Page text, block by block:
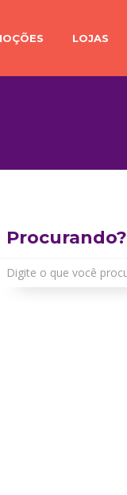
LOJAS
Procurando?